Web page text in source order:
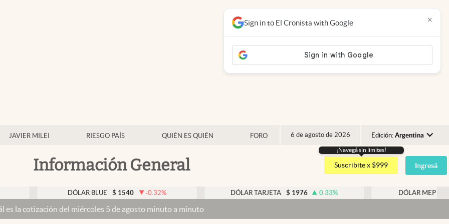
JAVIER MILEI RIESGO PAÍS QUIÉN ES QUIÉN FORO 6 de agosto de 2026 Edición: Argentina
Argentina
España
USA
Información General
¡Navegá sin limites!
Suscribite x $999 Ingresá
DÓLAR BLUE $ 1540 -0.32% DÓLAR TARJETA $ 1976 0.33% DÓLAR MEP $ 1518,45
del miércoles 5 de agosto minuto a minuto
Sign in to El Cronista with Google ×